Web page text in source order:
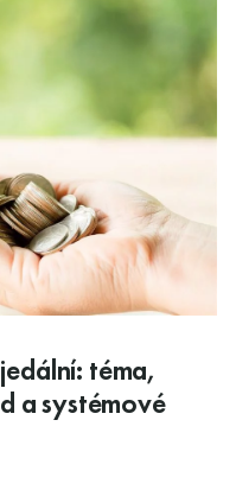
téma,
a systémové